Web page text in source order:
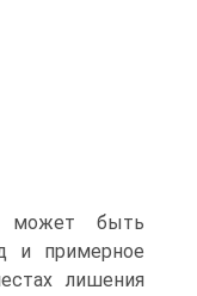
может быть
и примерное
лишения